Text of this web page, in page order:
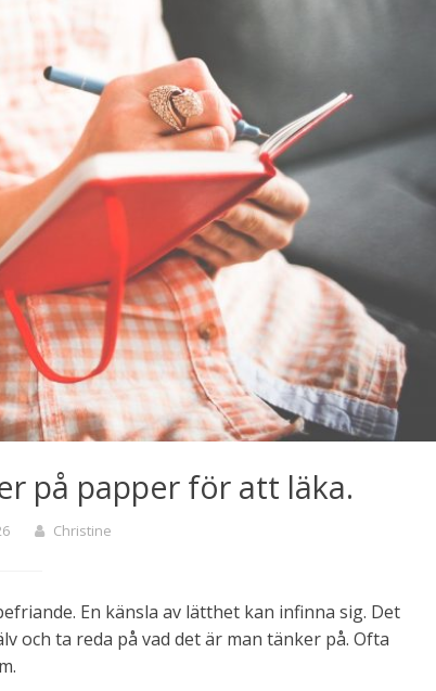
på papper för att läka.
Christine
En känsla av lätthet kan infinna sig. Det
och ta reda på vad det är man tänker på. Ofta